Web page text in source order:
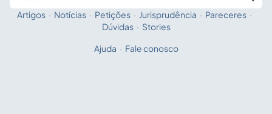
Fale com a IA
Artigos · Notícias · Petições · Jurisprudência · Pareceres ·
Dúvidas · Stories
Ajuda · Fale conosco